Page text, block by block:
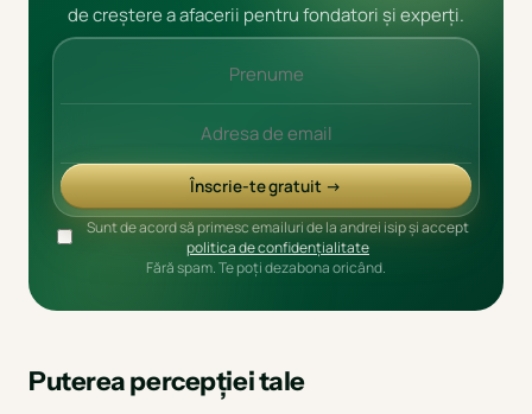
de creștere a afacerii pentru fondatori și experți.
Înscrie-te gratuit →
Sunt de acord să primesc emailuri de la andrei isip și accept
politica de confidențialitate
Fără spam. Te poți dezabona oricând.
Puterea percepției tale